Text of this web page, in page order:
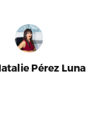
Pérez Luna